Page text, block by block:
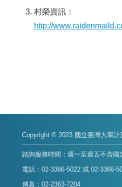
村榮資訊：
http://
Copyright © 2023 國立臺灣大學
諮詢服務時間：週一至週五不含
電話：02-3366-5022 或 02-3366-
傳真：02-2363-7204